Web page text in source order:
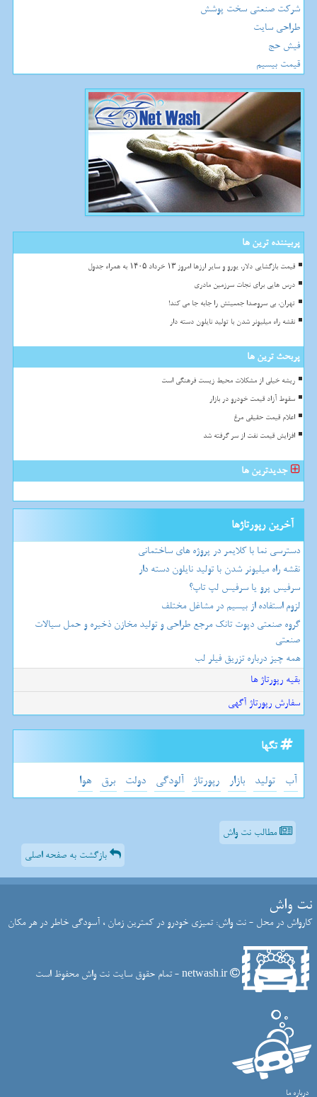
شرکت صنعتی سخت پوشش
طراحی سایت
فیش حج
قیمت بیسیم
پربیننده ترین ها
قیمت بازگشایی دلار، یورو و سایر ارزها امروز ۱۳ خرداد ۱۴۰۵ به همراه جدول
درس هایی برای نجات سرزمین مادری
تهران، بی سروصدا جمعیتش را جابه جا می کند!
نقشه راه میلیونر شدن با تولید نایلون دسته دار
پربحث ترین ها
ریشه خیلی از مشکلات محیط زیست فرهنگی است
سقوط آزاد قیمت خودرو در بازار
اعلام قیمت حقیقی مرغ
افزایش قیمت نفت از سر گرفته شد
جدیدترین ها
آخرین رپورتاژها
دسترسی نما با کلایمر در پروژه های ساختمانی
نقشه راه میلیونر شدن با تولید نایلون دسته دار
سرفیس پرو یا سرفیس لپ تاپ؟
لزوم استفاده از بیسیم در مشاغل مختلف
گروه صنعتی دپوت تانک مرجع طراحی و تولید مخازن ذخیره و حمل سیالات
صنعتی
همه چیز درباره تزریق فیلر لب
بقیه رپورتاژ ها
سفارش رپورتاژ آگهی
تگها
آب تولید بازار رپورتاژ آلودگی دولت برق هوا
مطالب نت واش
بازگشت به صفحه اصلی
نت واش
کارواش در محل - نت واش: تمیزی خودرو در کمترین زمان ، آسودگی خاطر در هر مکان
netwash.ir - تمام حقوق سایت نت واش محفوظ است
درباره ما